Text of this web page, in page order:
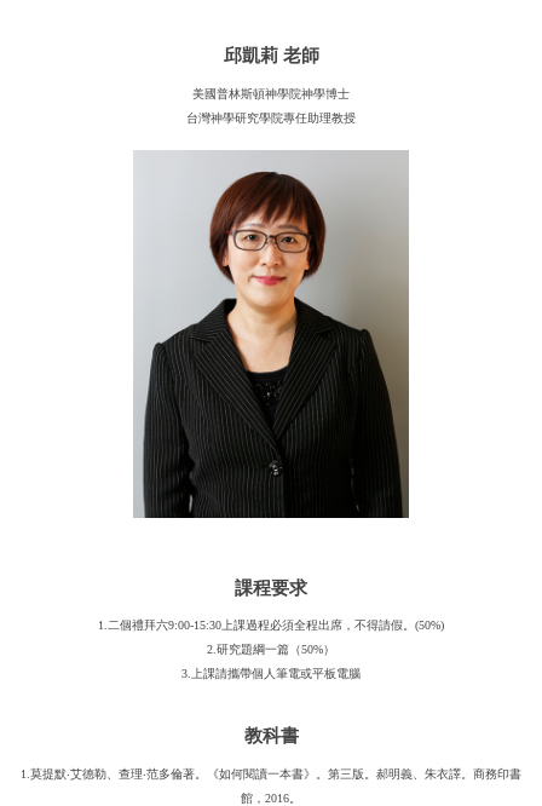
邱凱莉 老師
美國普林斯頓神學院神學博士
台灣神學研究學院專任助理教授
課程要求
1.二個禮拜六9:00-15:30上課過程必須全程出席，不得請假。(50%)
2.研究題綱一篇（50%）
3.上課請攜帶個人筆電或平板電腦
教科書
1.莫提默‧艾德勒、查理‧范多倫著。《如何閱讀一本書》。第三版。郝明義、朱衣譯。商務印書
館，2016。